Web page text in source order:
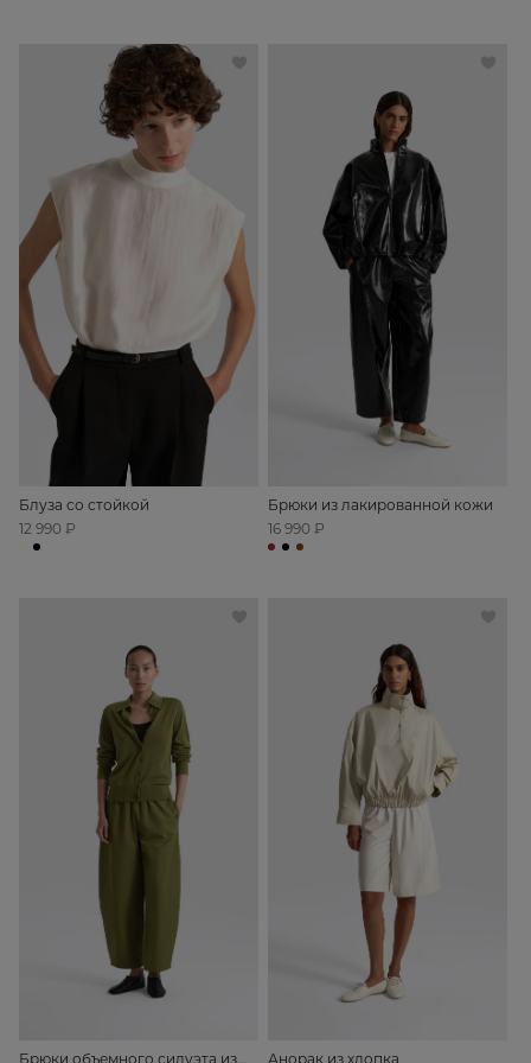
Блуза со стойкой
12 990 ₽
Брюки из лакированной кожи
16 990 ₽
Брюки объемного силуэта из
Анорак из хлопка